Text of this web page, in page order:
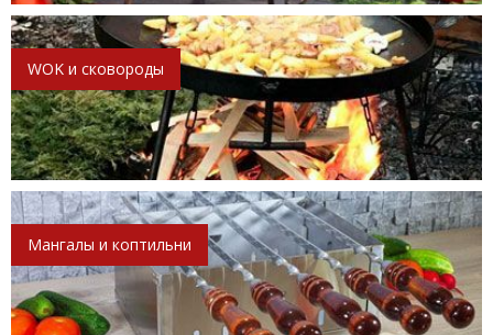
WOK и сковороды
Мангалы и коптильни